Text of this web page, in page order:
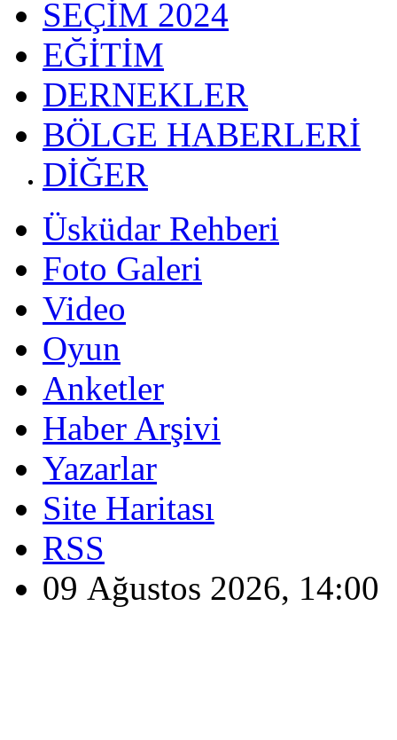
SEÇİM 2024
EĞİTİM
DERNEKLER
BÖLGE HABERLERİ
DİĞER
Üsküdar Rehberi
Foto Galeri
Video
Oyun
Anketler
Haber Arşivi
Yazarlar
Site Haritası
RSS
09 Ağustos 2026, 14:00